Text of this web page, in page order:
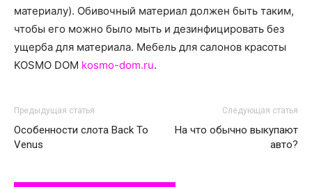
материалу). Обивочный материал должен быть таким,
чтобы его можно было мыть и дезинфицировать без
ущерба для материала. Мебель для салонов красоты
KOSMO DOM kosmo-dom.ru.
Предыдущая статья
Особенности слота Back To
Venus
Следующая статья
На что обычно выкупают
авто?